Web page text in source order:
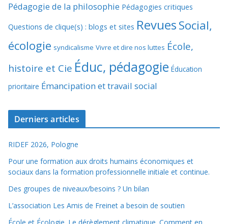
Pédagogie de la philosophie Pédagogies critiques
Questions de clique(s) : blogs et sites RevuesSocial,
écologie syndicalisme Vivre et dire nos luttes École,
histoire et Cie Éduc, pédagogie Éducation
prioritaire Émancipation et travail social
Derniers articles
RIDEF 2026, Pologne
Pour une formation aux droits humains économiques et
sociaux dans la formation professionnelle initiale et continue.
Des groupes de niveaux/besoins ? Un bilan
L’association Les Amis de Freinet a besoin de soutien